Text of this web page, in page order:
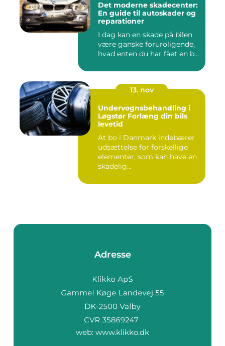
Det moderne skadecenter:
En guide til autoskader og
reparationer
I dag kan en skade på bilen
være ganske foruroligende,
hvad enten du har fået en b...
13. nov
Undervognsbehandling i
Løgstør Forlæng din bils
levetid
At bo i Danmark indebærer
udsættelse for forskellige
elementer, som kan have en
skadelig...
Adresse
web: www.klikko.dk